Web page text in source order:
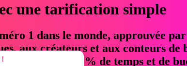
une tarification simple
1 dans le monde, approuvée
aux créateurs et aux conteurs de
jusqu'à 76 % de temps et de